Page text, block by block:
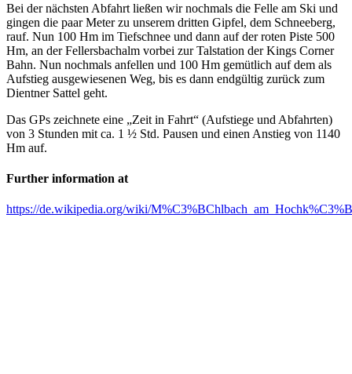
Bei der nächsten Abfahrt ließen wir nochmals die Felle am Ski und
gingen die paar Meter zu unserem dritten Gipfel, dem Schneeberg,
rauf. Nun 100 Hm im Tiefschnee und dann auf der roten Piste 500
Hm, an der Fellersbachalm vorbei zur Talstation der Kings Corner
Bahn. Nun nochmals anfellen und 100 Hm gemütlich auf dem als
Aufstieg ausgewiesenen Weg, bis es dann endgültig zurück zum
Dientner Sattel geht.
Das GPs zeichnete eine „Zeit in Fahrt“ (Aufstiege und Abfahrten)
von 3 Stunden mit ca. 1 ½ Std. Pausen und einen Anstieg von 1140
Hm auf.
Further information at
https://de.wikipedia.org/wiki/